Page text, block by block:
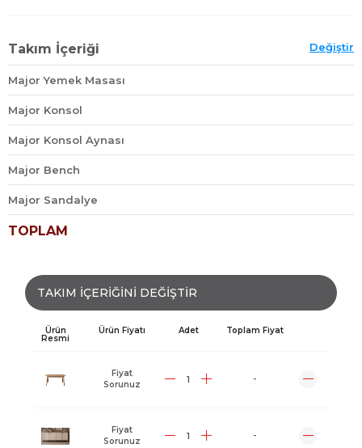
Takım İçeriği Değiştir
Major Yemek Masası
Major Konsol
Major Konsol Aynası
Major Bench
Major Sandalye
TOPLAM
TAKIM İÇERİĞİNİ DEĞİŞTİR
Ürün
Resmi
Ürün Fiyatı Adet Toplam Fiyat
Fiyat
Sorunuz
-
Fiyat
Sorunuz
-